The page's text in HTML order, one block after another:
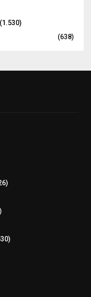
(1.530)
(638)